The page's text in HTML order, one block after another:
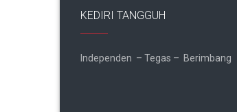
KEDIRI TANGGUH
Independen – Tegas – Berimbang